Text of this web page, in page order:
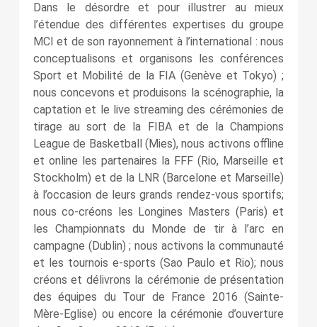
Dans le désordre et pour illustrer au mieux
l’étendue des différentes expertises du groupe
MCI et de son rayonnement à l’international : nous
conceptualisons et organisons les conférences
Sport et Mobilité de la FIA (Genève et Tokyo) ;
nous concevons et produisons la scénographie, la
captation et le live streaming des cérémonies de
tirage au sort de la FIBA et de la Champions
League de Basketball (Mies), nous activons offline
et online les partenaires la FFF (Rio, Marseille et
Stockholm) et de la LNR (Barcelone et Marseille)
à l’occasion de leurs grands rendez-vous sportifs;
nous co-créons les Longines Masters (Paris) et
les Championnats du Monde de tir à l’arc en
campagne (Dublin) ; nous activons la communauté
et les tournois e-sports (Sao Paulo et Rio); nous
créons et délivrons la cérémonie de présentation
des équipes du Tour de France 2016 (Sainte-
Mère-Eglise) ou encore la cérémonie d’ouverture